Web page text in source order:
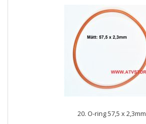
20. O-ring 57,5 x 2,3mm